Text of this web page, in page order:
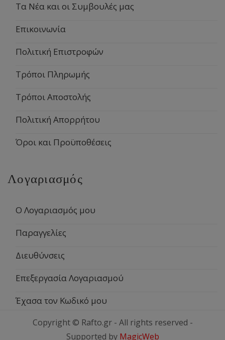
Τα Νέα και οι Συμβουλές μας
Επικοινωνία
Πολιτική Επιστροφών
Τρόποι Πληρωμής
Τρόποι Αποστολής
Πολιτική Απορρήτου
Όροι και Προϋποθέσεις
Λογαριασμός
Ο Λογαριασμός μου
Παραγγελίες
Διευθύνσεις
Επεξεργασία Λογαριασμού
Έχασα τον Κωδικό μου
Copyright © Rafto.gr - All rights reserved -
Supported by MagicWeb